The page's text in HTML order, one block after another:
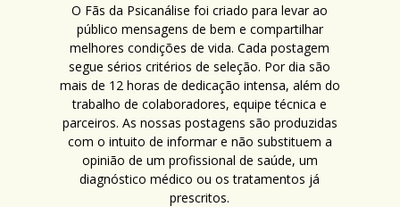
O Fãs da Psicanálise foi criado para levar ao
público mensagens de bem e compartilhar
melhores condições de vida. Cada postagem
segue sérios critérios de seleção. Por dia são
mais de 12 horas de dedicação intensa, além do
trabalho de colaboradores, equipe técnica e
parceiros. As nossas postagens são produzidas
com o intuito de informar e não substituem a
opinião de um profissional de saúde, um
diagnóstico médico ou os tratamentos já
prescritos.